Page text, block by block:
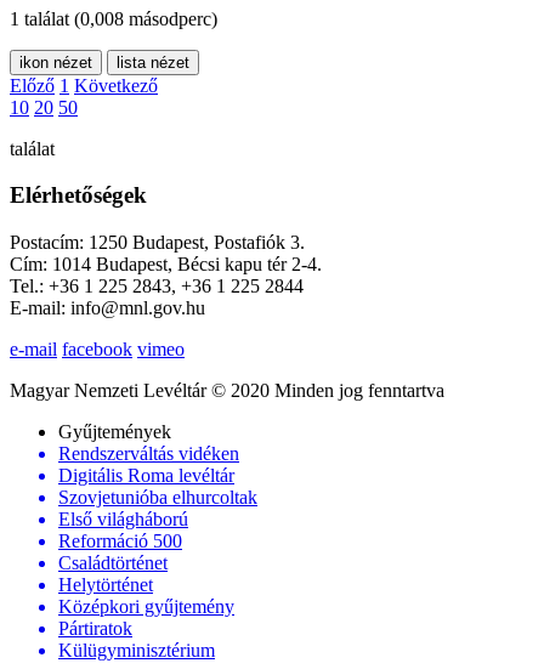
1 találat (0,008 másodperc)
ikon nézet lista nézet
Előző 1 Következő
10 20 50
találat
Elérhetőségek
Postacím: 1250 Budapest, Postafiók 3.
Cím: 1014 Budapest, Bécsi kapu tér 2-4.
Tel.: +36 1 225 2843, +36 1 225 2844
E-mail: info@mnl.gov.hu
e-mail facebook vimeo
Magyar Nemzeti Levéltár © 2020 Minden jog fenntartva
Gyűjtemények
Rendszerváltás vidéken
Digitális Roma levéltár
Szovjetunióba elhurcoltak
Első világháború
Reformáció 500
Családtörténet
Helytörténet
Középkori gyűjtemény
Pártiratok
Külügyminisztérium